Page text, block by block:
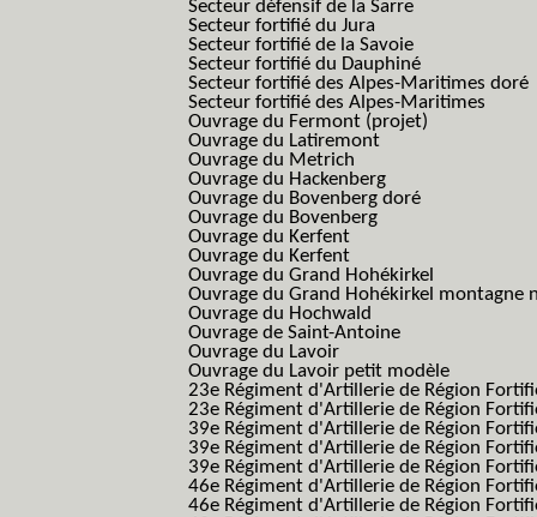
Secteur défensif de la Sarre
Secteur fortifié du Jura
Secteur fortifié de la Savoie
Secteur fortifié du Dauphiné
Secteur fortifié des Alpes-Maritimes doré
Secteur fortifié des Alpes-Maritimes
Ouvrage du Fermont (projet)
Ouvrage du Latiremont
Ouvrage du Metrich
Ouvrage du Hackenberg
Ouvrage du Bovenberg doré
Ouvrage du Bovenberg
Ouvrage du Kerfent
Ouvrage du Kerfent
Ouvrage du Grand Hohékirkel
Ouvrage du Grand Hohékirkel montagne
Ouvrage du Hochwald
Ouvrage de Saint-Antoine
Ouvrage du Lavoir
Ouvrage du Lavoir petit modèle
23e Régiment d'Artillerie de Région
23e Régiment d'Artillerie de Région
39e Régiment d'Artillerie de Région
39e Régiment d'Artillerie de Région
39e Régiment d'Artillerie de Région
46e Régiment d'Artillerie de Région
46e Régiment d'Artillerie de Région